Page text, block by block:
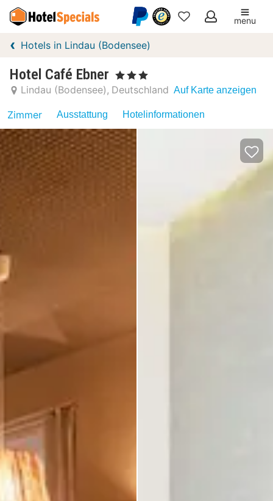
Meine
menu
Hotels in Lindau (Bodensee)
Hotel Café Ebner , 3 Sterne
Lindau (Bodensee) Deutschland Auf Karte anzeigen
Zimmer Ausstattung Hotelinformationen